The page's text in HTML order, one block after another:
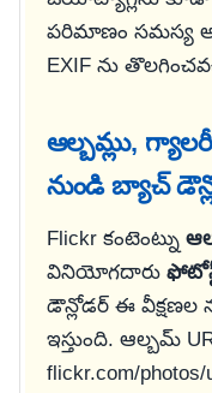
పరిమాణం సమస్య
EXIF ను
ఆల్బమ్లు,
నుండి బ్యాచ్
Flickr కంటెంట్ను
వినియోగదారు
డౌన్లోడర్ ఈ వీక్షణల
ఇస్తుంది. ఆల్బమ్
flickr.com/photos/